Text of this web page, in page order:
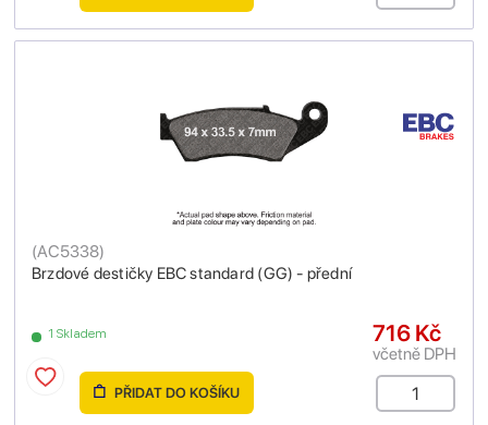
Brzdové destičky EBC standard (GG) - přední
(AC5338)
1 Skladem 716 Kč
včetně DPH
PŘIDAT DO KOŠÍKU